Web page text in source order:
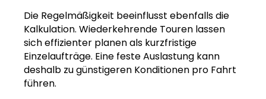
Die Regelmäßigkeit beeinflusst ebenfalls die
Kalkulation. Wiederkehrende Touren lassen
sich effizienter planen als kurzfristige
Einzelaufträge. Eine feste Auslastung kann
deshalb zu günstigeren Konditionen pro Fahrt
führen.